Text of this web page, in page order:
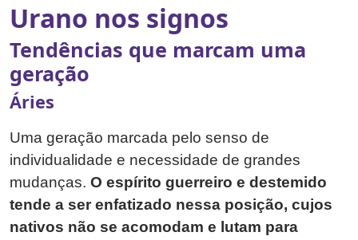
Urano nos signos
Tendências que marcam uma
geração
Áries
Uma geração marcada pelo senso de
individualidade e necessidade de grandes
mudanças. O espírito guerreiro e destemido
tende a ser enfatizado nessa posição, cujos
nativos não se acomodam e lutam para